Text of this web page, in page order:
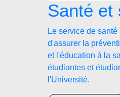
Santé et
Le service de
d'assurer la
et l'éducation à la
étudiantes et
l'Université.